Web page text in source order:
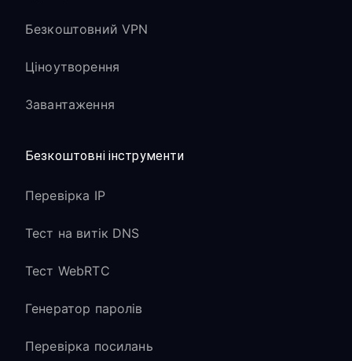
Безкоштовний VPN
Ціноутворення
Завантаження
Безкоштовні інструменти
Перевірка IP
Тест на витік DNS
Тест WebRTC
Генератор паролів
Перевірка посилань